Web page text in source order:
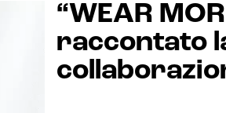
“WEAR
raccontato